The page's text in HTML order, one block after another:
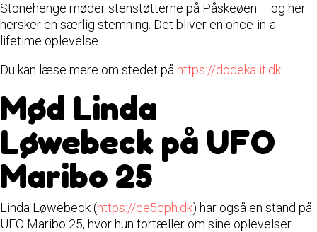
Stonehenge møder stenstøtterne på Påskeøen – og her
hersker en særlig stemning. Det bliver en once-in-a-
lifetime oplevelse.
Du kan læse mere om stedet på https://dodekalit.dk
Mød Linda
Løwebeck på UFO
Maribo 25
Linda Løwebeck (https://ce5cph.dk) har også en stand på
UFO Maribo 25, hvor hun fortæller om sine oplevelser